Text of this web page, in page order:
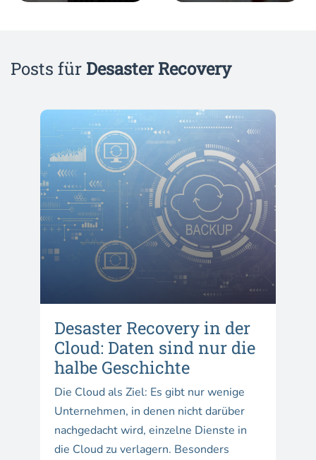
Posts für Desaster Recovery
Desaster Recovery in der
Cloud: Daten sind nur die
halbe Geschichte
Die Cloud als Ziel: Es gibt nur wenige
Unternehmen, in denen nicht darüber
nachgedacht wird, einzelne Dienste in
die Cloud zu verlagern. Besonders